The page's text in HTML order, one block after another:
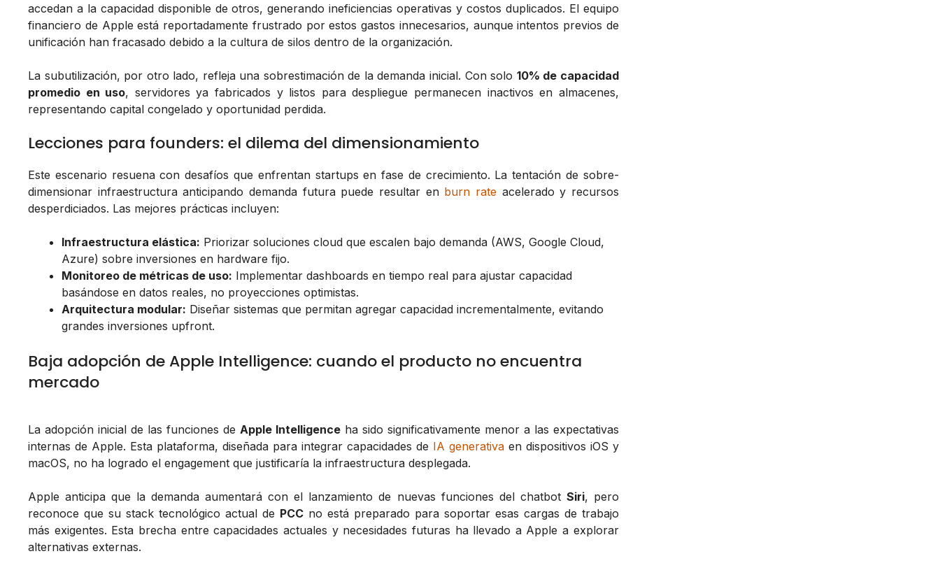
accedan a la capacidad disponible de otros, generando ineficiencias operativas y costos duplicados. El equipo
financiero de Apple está reportadamente frustrado por estos gastos innecesarios, aunque intentos previos de
unificación han fracasado debido a la cultura de silos dentro de la organización.
La subutilización, por otro lado, refleja una sobrestimación de la demanda inicial. Con solo 10% de capacidad
promedio en uso, servidores ya fabricados y listos para despliegue permanecen inactivos en almacenes,
representando capital congelado y oportunidad perdida.
Lecciones para founders: el dilema del dimensionamiento
Este escenario resuena con desafíos que enfrentan startups en fase de crecimiento. La tentación de sobre-
dimensionar infraestructura anticipando demanda futura puede resultar en burn rateacelerado y recursos
desperdiciados. Las mejores prácticas incluyen:
Infraestructura elástica: Priorizar soluciones cloud que escalen bajo demanda (AWS, Google Cloud,
Azure) sobre inversiones en hardware fijo.
Monitoreo de métricas de uso: Implementar dashboards en tiempo real para ajustar capacidad
basándose en datos reales, no proyecciones optimistas.
Arquitectura modular: Diseñar sistemas que permitan agregar capacidad incrementalmente, evitando
grandes inversiones upfront.
Baja adopción de Apple Intelligence: cuando el producto no encuentra
mercado
La adopción inicial de las funciones de Apple Intelligenceha sido significativamente menor a las expectativas
internas de Apple. Esta plataforma, diseñada para integrar capacidades de IA generativaen dispositivos iOS y
macOS, no ha logrado el engagement que justificaría la infraestructura desplegada.
Apple anticipa que la demanda aumentará con el lanzamiento de nuevas funciones del chatbot Siri, pero
reconoce que su stack tecnológico actual de PCCno está preparado para soportar esas cargas de trabajo
más exigentes. Esta brecha entre capacidades actuales y necesidades futuras ha llevado a Apple a explorar
alternativas externas.